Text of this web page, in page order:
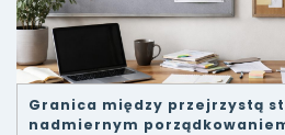
Granica między przejrzystą
nadmiernym